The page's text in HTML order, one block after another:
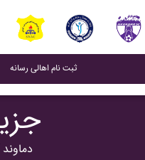
(current)
ثبت نام اهالی رسانه(current)